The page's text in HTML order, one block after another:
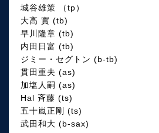
城谷雄策 （tp）
大高 實 (tb)
早川隆章 (tb)
内田日富 (tb)
ジミー・セグトン (b-tb)
貫田重夫 (as)
加塩人嗣 (as)
Hal 斉藤 (ts)
五十嵐正剛 (ts)
武田和大 (b-sax)